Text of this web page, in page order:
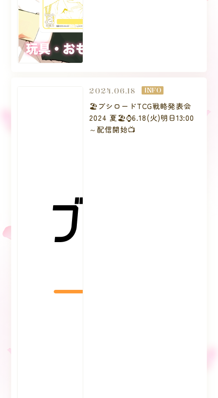
2024.06.18 INFO
🏖️ブシロードTCG戦略発表会
2024 夏🏖️⌚6.18(火)明日13:00
～配信開始📺